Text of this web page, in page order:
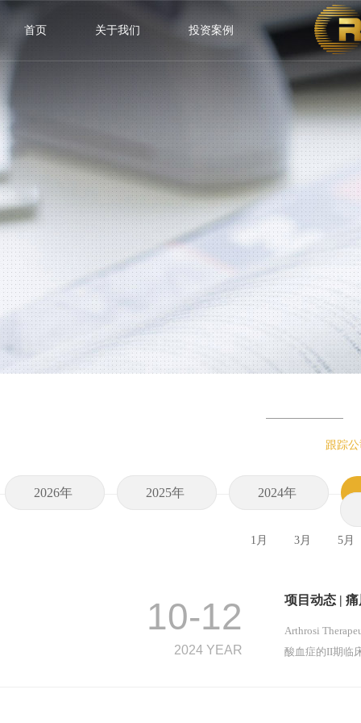
首页 关于我们 投资案例
跟踪
2026年 2025年 2024年
1月 3月 5月
10-12
2024 YEAR
项目动态 |
Arthrosi
酸血症的II期临